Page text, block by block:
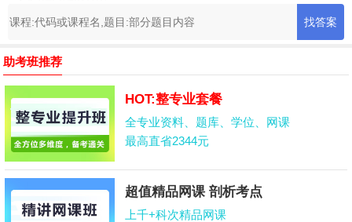
助考班推荐
HOT:整专业套餐
全专业资料、题库、学位、网课
最高直省2344元
超值精品网课 剖析考点
上千+科次精品网课